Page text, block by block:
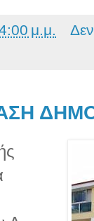
μ.μ.